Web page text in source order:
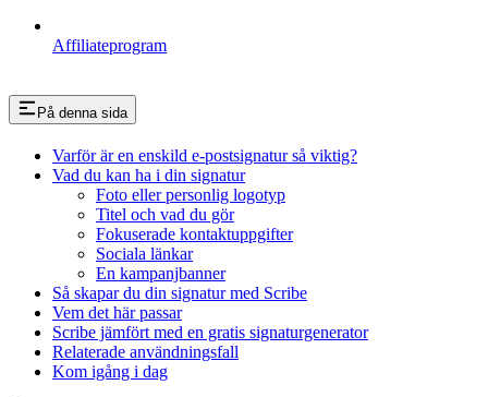
Affiliateprogram
På denna sida
Varför är en enskild e-postsignatur så viktig?
Vad du kan ha i din signatur
Foto eller personlig logotyp
Titel och vad du gör
Fokuserade kontaktuppgifter
Sociala länkar
En kampanjbanner
Så skapar du din signatur med Scribe
Vem det här passar
Scribe jämfört med en gratis signaturgenerator
Relaterade användningsfall
Kom igång i dag